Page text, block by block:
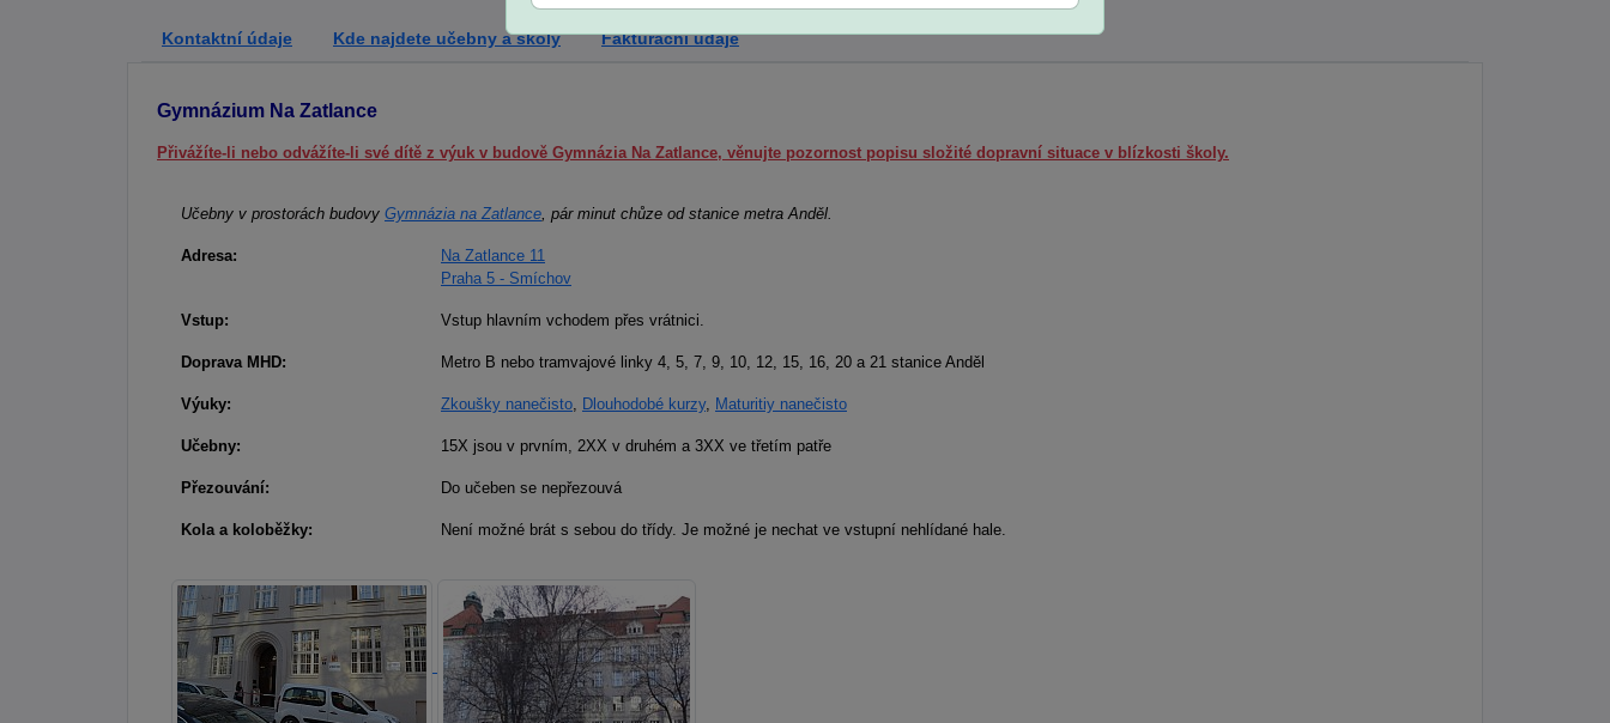
Kontaktní údaje Kde najdete učebny a školy Fakturační údaje
Gymnázium Na Zatlance
Přivážíte-li nebo odvážíte-li své dítě z výuk v budově Gymnázia Na Zatlance, věnujte pozornost popisu složité dopravní situace v blízkosti školy.
Učebny v prostorách budovy Gymnázia na Zatlance, pár minut chůze od stanice metra Anděl.
Adresa:
Na Zatlance 11
Praha 5 - Smíchov
Vstup: Vstup hlavním vchodem přes vrátnici.
Doprava MHD: Metro B nebo tramvajové linky 4, 5, 7, 9, 10, 12, 15, 16, 20 a 21 stanice Anděl
Výuky: Zkoušky nanečisto, Dlouhodobé kurzy, Maturitiy nanečisto
Učebny: 15X jsou v prvním, 2XX v druhém a 3XX ve třetím patře
Přezouvání: Do učeben se nepřezouvá
Kola a koloběžky: Není možné brát s sebou do třídy. Je možné je nechat ve vstupní nehlídané hale.